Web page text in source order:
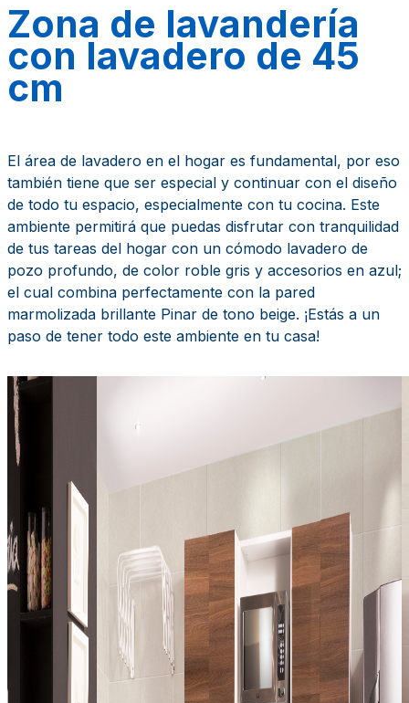
Zona de lavandería
con lavadero de 45
cm
El área de lavadero en el hogar es fundamental, por eso
también tiene que ser especial y continuar con el diseño
de todo tu espacio, especialmente con tu cocina. Este
ambiente permitirá que puedas disfrutar con tranquilidad
de tus tareas del hogar con un cómodo lavadero de
pozo profundo, de color roble gris y accesorios en azul;
el cual combina perfectamente con la pared
marmolizada brillante Pinar de tono beige. ¡Estás a un
paso de tener todo este ambiente en tu casa!